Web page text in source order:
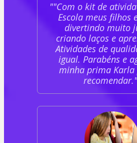
""Com o kit de
Escola meus filhos
divertindo muito
criando laços e
Atividades de
igual. Parabéns e
minha prima Karla